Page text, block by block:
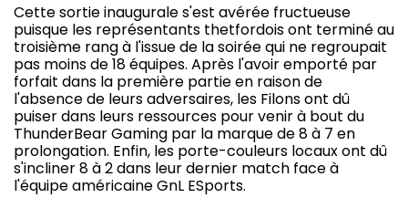
Cette sortie inaugurale s'est avérée fructueuse
puisque les représentants thetfordois ont terminé au
troisième rang à l'issue de la soirée qui ne regroupait
pas moins de 18 équipes. Après l'avoir emporté par
forfait dans la première partie en raison de
l'absence de leurs adversaires, les Filons ont dû
puiser dans leurs ressources pour venir à bout du
ThunderBear Gaming par la marque de 8 à 7 en
prolongation. Enfin, les porte-couleurs locaux ont dû
s'incliner 8 à 2 dans leur dernier match face à
l'équipe américaine GnL ESports.